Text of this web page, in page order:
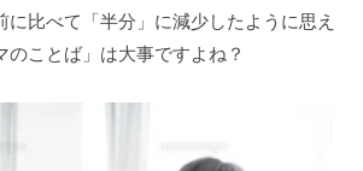
に比べて「半分」に減少したように思え
のことば」は大事ですよね？